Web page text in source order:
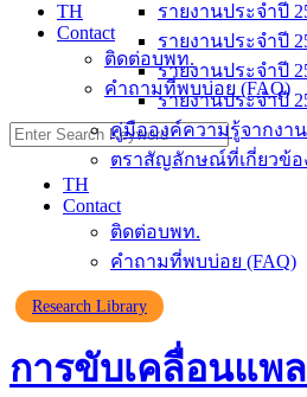
รายงานประจำปี
รายงานประจำปี
รายงานประจำปี
รายงานประจำปี
คู่มือองค์ความรู้จากงา
ตราสัญลักษณ์ที่เกี่ยวข้อ
TH
Contact
ติดต่อบพท.
คำถามที่พบบ่อย (FAQ)
Research Library
TH
Contact
ติดต่อบพท.
คำถามที่พบบ่อย (FAQ)
Search
for:
การขับเคลื่อนแพ